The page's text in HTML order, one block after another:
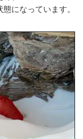
になっています。